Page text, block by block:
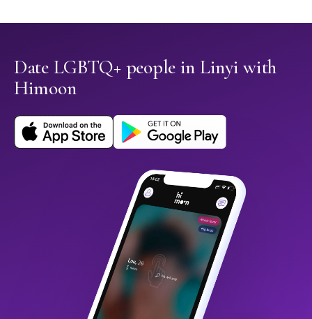
Date LGBTQ+ people in Linyi with
Himoon